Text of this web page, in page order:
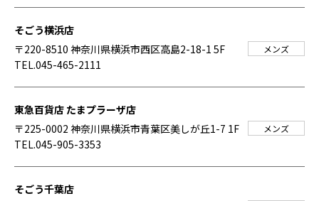
そごう横浜店
〒220-8510 神奈川県横浜市西区高島2-18-1 5F
TEL.045-465-2111
メンズ
東急百貨店 たまプラーザ店
〒225-0002 神奈川県横浜市青葉区美しが丘1-7 1F
TEL.045-905-3353
メンズ
そごう千葉店